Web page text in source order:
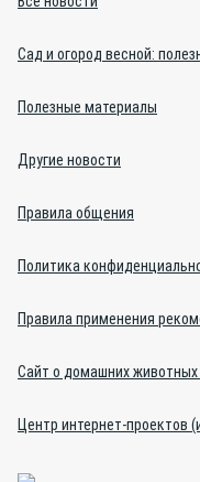
Сад и огород весной:
Полезные материалы
Другие новости
Правила общения
Политика
Правила применения
Сайт о домашних животных
Центр интернет-проектов